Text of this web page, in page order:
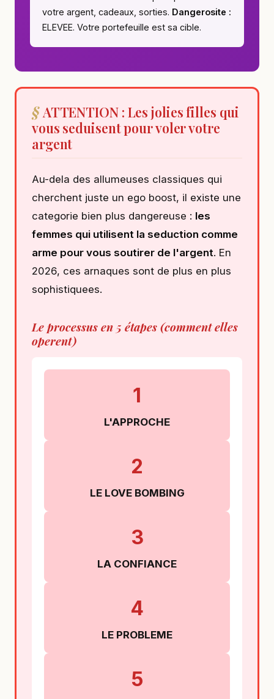
votre argent, cadeaux, sorties. Dangerosite :
ELEVEE. Votre portefeuille est sa cible.
ATTENTION : Les jolies filles qui
vous seduisent pour voler votre
argent
Au-dela des allumeuses classiques qui
cherchent juste un ego boost, il existe une
categorie bien plus dangereuse : les
femmes qui utilisent la seduction comme
arme pour vous soutirer de l'argent. En
2026, ces arnaques sont de plus en plus
sophistiquees.
Le processus en 5 étapes (comment elles
operent)
1
L'APPROCHE
2
LE LOVE BOMBING
3
LA CONFIANCE
4
LE PROBLEME
5